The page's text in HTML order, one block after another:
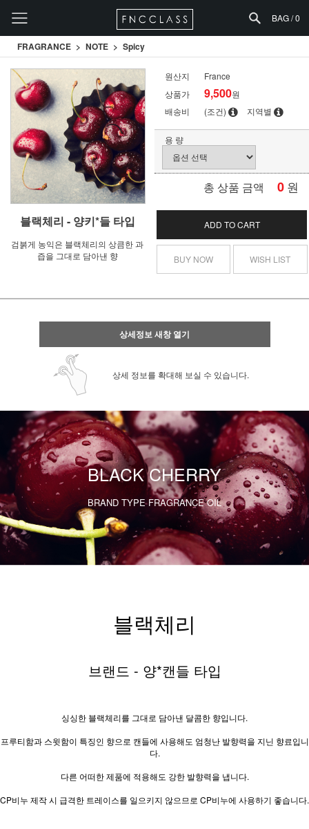
BAG /0
FRAGRANCE NOTE Spicy
블랙체리 - 양키*들 타입
검붉게 농익은 블랙체리의 상큼한 과
즙을 그대로 담아낸 향
원산지
France
상품가
9,500원
배송비
(조건) 지역별
용 량
총 상품 금액 0 원
ADD TO CART
BUY NOW WISH LIST
상세정보 새창 열기
상세 정보를 확대해 보실 수 있습니다.
BLACK CHERRY
BRAND TYPE FRAGRANCE OIL
블랙체리
브랜드 - 양*캔들 타입
싱싱한 블랙체리를 그대로 담아낸 달콤한 향입니다.
프루티함과 스윗함이 특징인 향으로 캔들에 사용해도 엄청난 발향력을 지닌 향료입니
다.
다른 어떠한 제품에 적용해도 강한 발향력을 냅니다.
CP비누 제작 시 급격한 트레이스를 일으키지 않으므로 CP비누에 사용하기 좋습니다.